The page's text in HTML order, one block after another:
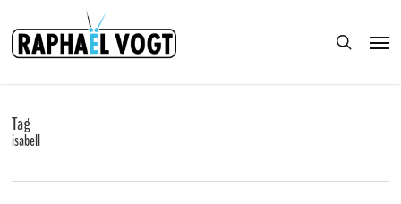
main
content
search
Tag
isabell